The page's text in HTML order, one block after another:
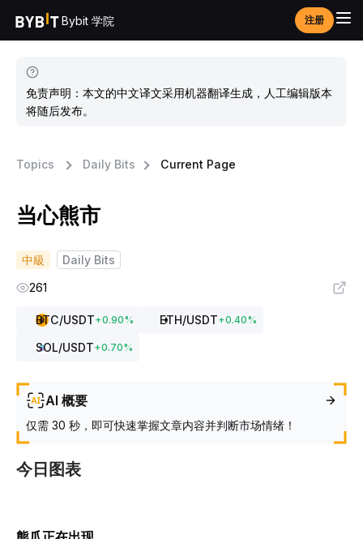
Bybit 学院 注册
免责声明：本文的中文译文采用机器翻译生成，人工编辑版本
将随后发布。
Topics Daily Bits Current Page
当心熊市
中級
Daily Bits
261
BTC/USDT+0.90% ETH/USDT+0.40%
SOL/USDT+0.70%
AI 概要
仅需 30 秒，即可快速掌握文章内容并判断市场情绪！
今日图表